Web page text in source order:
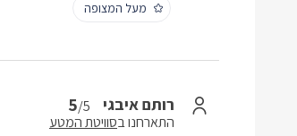
מעל המצופה
רותם איבגי 5/5
התארחנו בסוויטת המטע